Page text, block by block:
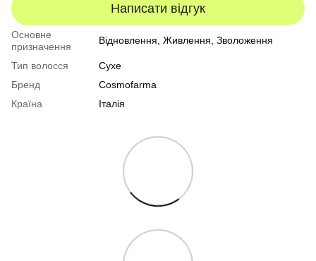
Написати відгук
Основне
призначення
Відновлення, Живлення, Зволоження
Тип волосся
Сухе
Бренд
Cosmofarma
Країна
Італія